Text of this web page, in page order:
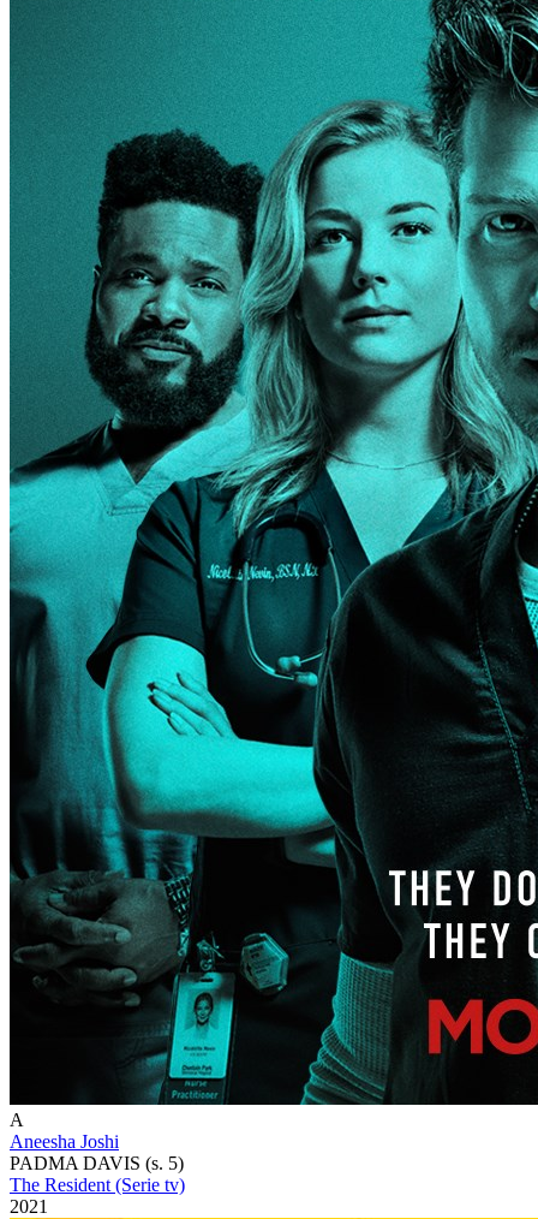
A
Aneesha Joshi
PADMA DAVIS (s. 5)
The Resident (Serie tv)
2021